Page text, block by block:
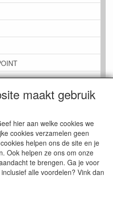
maakt gebruik
hier aan welke cookies we
cookies verzamelen geen
helpen ons de site en je
Ook helpen ze ons om onze
te brengen. Ga je voor
alle voordelen? Vink dan